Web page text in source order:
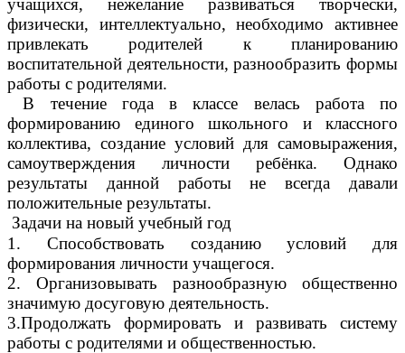
учащихся, нежелание развиваться творчески,
физически, интеллектуально, необходимо активнее
привлекать родителей к планированию
воспитательной деятельности, разнообразить формы
работы с родителями.
В течение года в классе велась работа по
формированию единого школьного и классного
коллектива, создание условий для самовыражения,
самоутверждения личности ребёнка. Однако
результаты данной работы не всегда давали
положительные результаты.
Задачи на новый учебный год
1. Способствовать созданию условий для
формирования личности учащегося.
2. Организовывать разнообразную общественно
значимую досуговую деятельность.
3.Продолжать формировать и развивать систему
работы с родителями и общественностью.